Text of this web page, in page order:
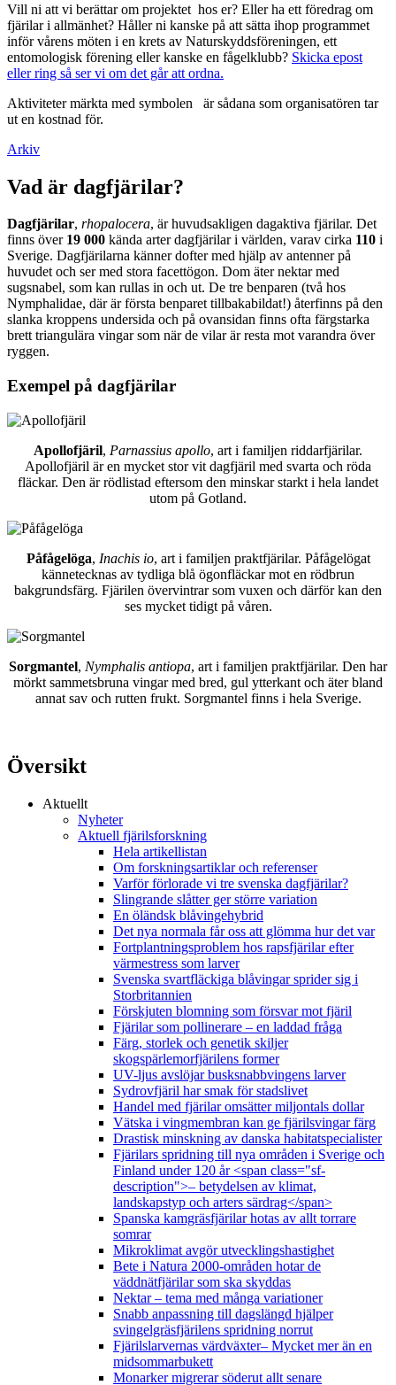
Vill ni att vi berättar om projektet hos er? Eller ha ett föredrag om
fjärilar i allmänhet? Håller ni kanske på att sätta ihop programmet
inför vårens möten i en krets av Naturskyddsföreningen, ett
entomologisk förening eller kanske en fågelklubb? Skicka epost
eller ring så ser vi om det går att ordna.
Aktiviteter märkta med symbolen
är sådana som organisatören tar
ut en kostnad för.
Arkiv
Vad är dagfjärilar?
Dagfjärilar, rhopalocera, är huvudsakligen dagaktiva fjärilar. Det
finns över 19 000 kända arter dagfjärilar i världen, varav cirka 110 i
Sverige. Dagfjärilarna känner dofter med hjälp av antenner på
huvudet och ser med stora facettögon. Dom äter nektar med
sugsnabel, som kan rullas in och ut. De tre benparen (två hos
Nymphalidae, där är första benparet tillbakabildat!) återfinns på den
slanka kroppens undersida och på ovansidan finns ofta färgstarka
brett triangulära vingar som när de vilar är resta mot varandra över
ryggen.
Exempel på dagfjärilar
Apollofjäril, Parnassius apollo, art i familjen riddarfjärilar.
Apollofjäril är en mycket stor vit dagfjäril med svarta och röda
fläckar. Den är rödlistad eftersom den minskar starkt i hela landet
utom på Gotland.
Påfågelöga, Inachis io, art i familjen praktfjärilar. Påfågelögat
kännetecknas av tydliga blå ögonfläckar mot en rödbrun
bakgrundsfärg. Fjärilen övervintrar som vuxen och därför kan den
ses mycket tidigt på våren.
Sorgmantel, Nymphalis antiopa, art i familjen praktfjärilar. Den har
mörkt sammetsbruna vingar med bred, gul ytterkant och äter bland
annat sav och rutten frukt. Sorgmantel finns i hela Sverige.
Översikt
Aktuellt
Nyheter
Aktuell fjärilsforskning
Hela artikellistan
Om forskningsartiklar och referenser
Varför förlorade vi tre svenska dagfjärilar?
Slingrande slåtter ger större variation
En öländsk blåvingehybrid
Det nya normala får oss att glömma hur det var
Fortplantningsproblem hos rapsfjärilar efter
värmestress som larver
Svenska svartfläckiga blåvingar sprider sig i
Storbritannien
Förskjuten blomning som försvar mot fjäril
Fjärilar som pollinerare – en laddad fråga
Färg, storlek och genetik skiljer
skogspärlemorfjärilens former
UV-ljus avslöjar busksnabbvingens larver
Sydrovfjäril har smak för stadslivet
Handel med fjärilar omsätter miljontals dollar
Vätska i vingmembran kan ge fjärilsvingar färg
Drastisk minskning av danska habitatspecialister
Fjärilars spridning till nya områden i Sverige och
Finland under 120 år <span class="sf-
description">– betydelsen av klimat,
landskapstyp och arters särdrag</span>
Spanska kamgräsfjärilar hotas av allt torrare
somrar
Mikroklimat avgör utvecklingshastighet
Bete i Natura 2000-områden hotar de
väddnätfjärilar som ska skyddas
Nektar – tema med många variationer
Snabb anpassning till dagslängd hjälper
svingelgräsfjärilens spridning norrut
Fjärilslarvernas värdväxter– Mycket mer än en
midsommarbukett
Monarker migrerar söderut allt senare